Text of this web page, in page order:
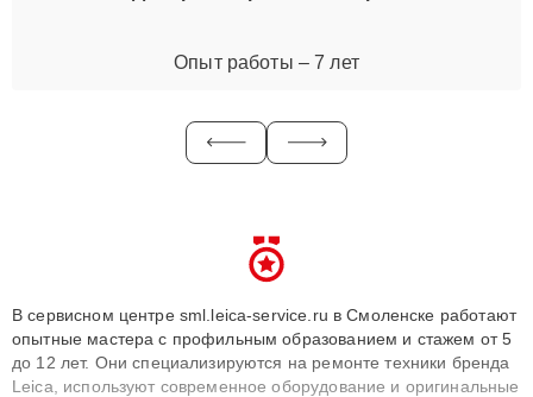
Опыт работы – 7 лет
В сервисном центре sml.leica-service.ru в Смоленске работают
опытные мастера с профильным образованием и стажем от 5
до 12 лет. Они специализируются на ремонте техники бренда
Leica, используют современное оборудование и оригинальные